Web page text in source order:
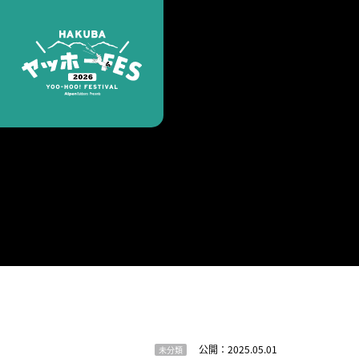
未分類 公開：2025.05.01